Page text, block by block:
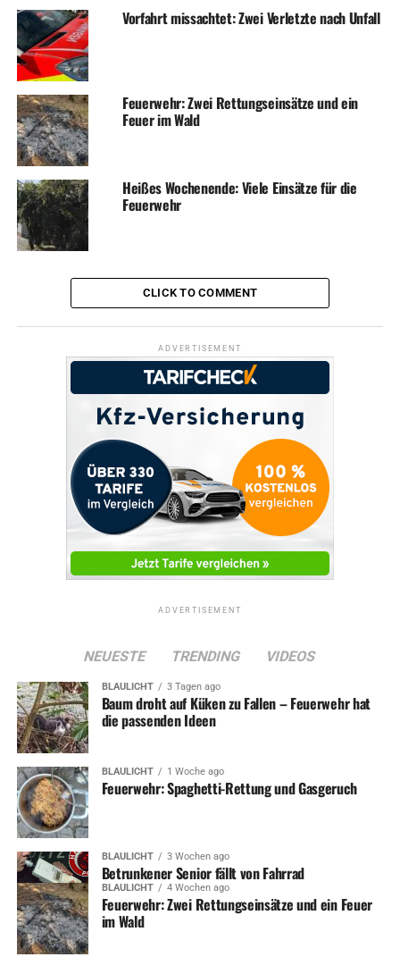
Vorfahrt missachtet: Zwei Verletzte nach Unfall
Feuerwehr: Zwei Rettungseinsätze und ein
Feuer im Wald
Heißes Wochenende: Viele Einsätze für die
Feuerwehr
CLICK TO COMMENT
ADVERTISEMENT
ADVERTISEMENT
NEUESTE TRENDING VIDEOS
BLAULICHT 3 Tagen ago
Baum droht auf Küken zu Fallen – Feuerwehr hat
die passenden Ideen
BLAULICHT 1 Woche ago
Feuerwehr: Spaghetti-Rettung und Gasgeruch
BLAULICHT 3 Wochen ago
Betrunkener Senior fällt von Fahrrad
BLAULICHT 4 Wochen ago
Feuerwehr: Zwei Rettungseinsätze und ein Feuer
im Wald